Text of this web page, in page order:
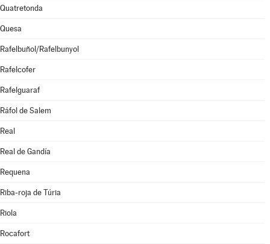
Quatretonda
Quesa
Rafelbuñol/Rafelbunyol
Rafelcofer
Rafelguaraf
Ráfol de Salem
Real
Real de Gandía
Requena
Riba-roja de Túria
Riola
Rocafort